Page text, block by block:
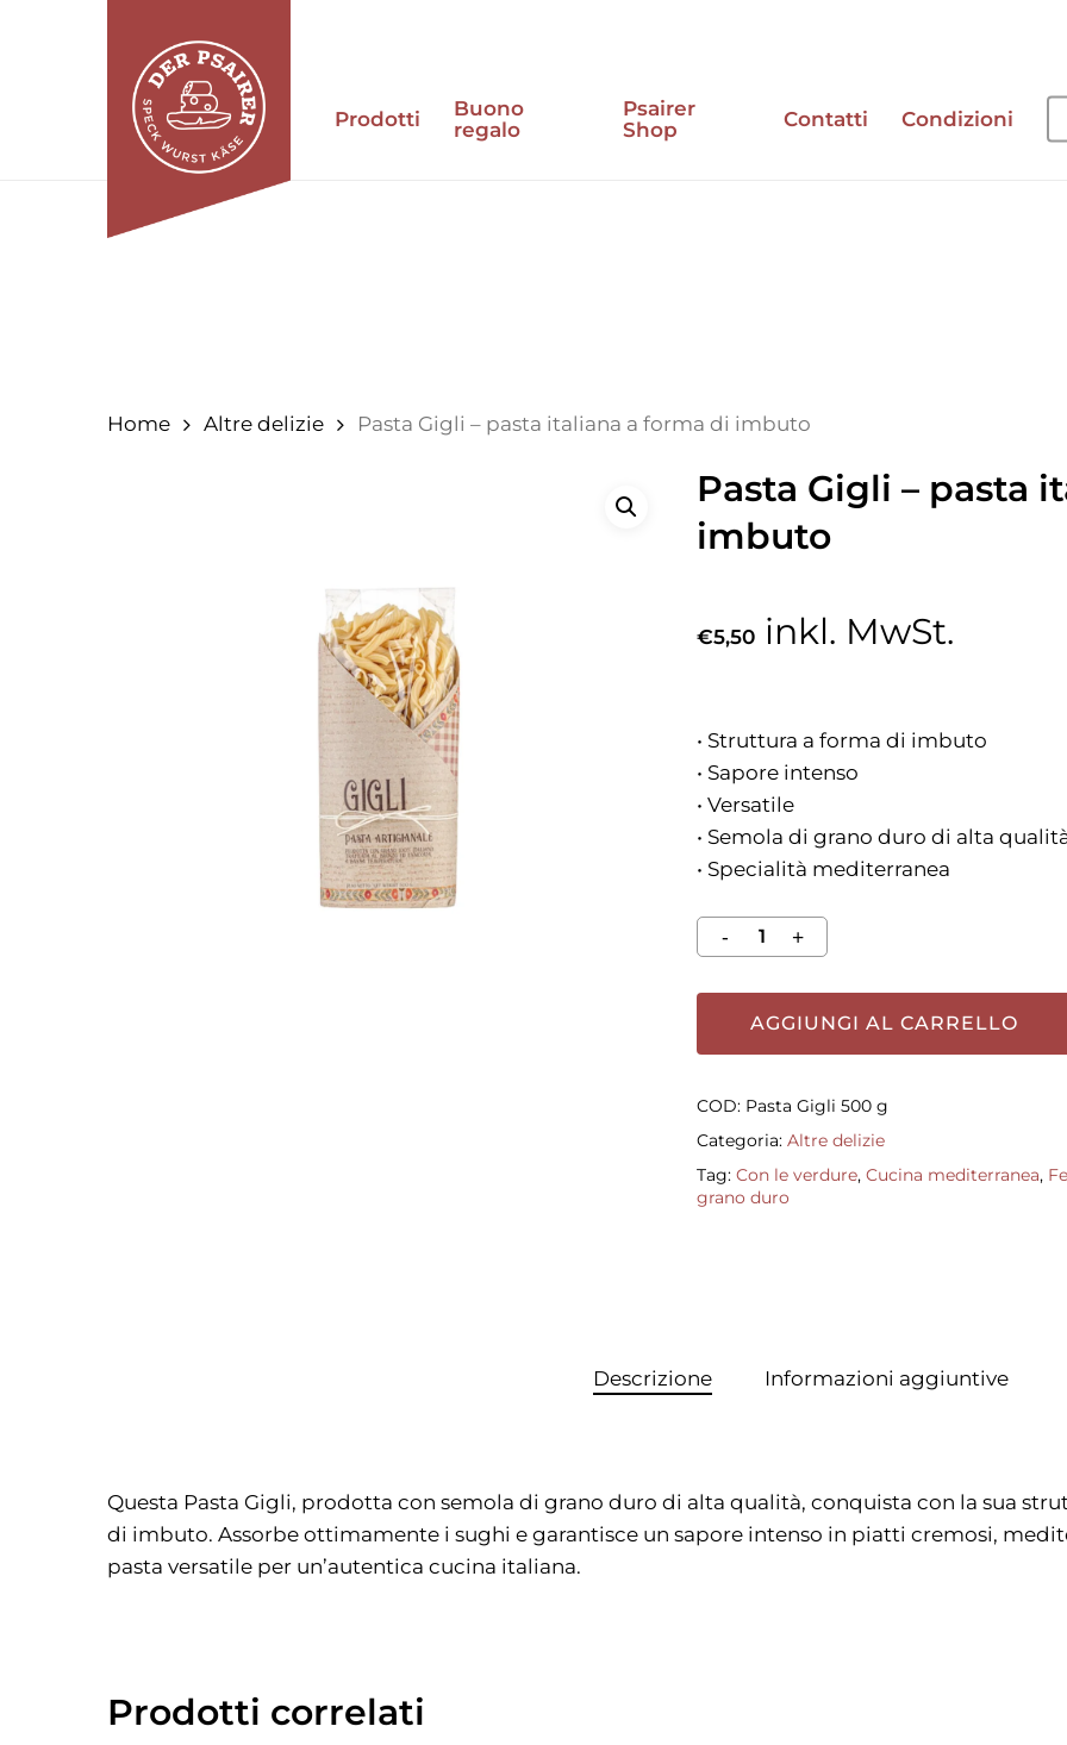
Premi invio per cercare o ESC per chiudere
Prodotti
Buono
regalo
Psairer
Shop
Contatti Condizioni
Home Altre delizie Pasta Gigli – pasta italiana a forma di imbuto
Pasta Gigli – pasta
imbuto
€5,50 inkl. MwSt.
• Struttura a forma di imbuto
• Sapore intenso
• Versatile
• Semola di grano duro di alta
• Specialità mediterranea
AGGIUNGI AL CARRELLO
COD: Pasta Gigli 500 g
Categoria: Altre delizie
Tag: Con le verdure, Cucina mediterranea,
grano duro
Descrizione Informazioni aggiuntive
Questa Pasta Gigli, prodotta con semola di grano duro di alta qualità, conquista con la sua
di imbuto. Assorbe ottimamente i sughi e garantisce un sapore intenso in piatti cremosi,
pasta versatile per un’autentica cucina italiana.
Prodotti correlati